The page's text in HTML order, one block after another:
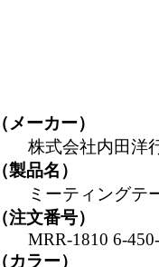
（メーカー）
株式会社内田洋
（製品名）
ミーティングテ
（注文番号）
MRR-1810 6-
（カラー）